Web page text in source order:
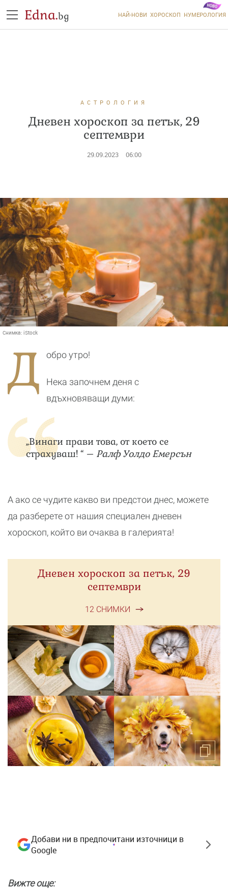
Edna.bg НАЙ-НОВИ ХОРОСКОП НУМЕРОЛОГИЯ
АСТРОЛОГИЯ
Дневен хороскоп за петък, 29
септември
29.09.2023 06:00
Снимка: iStock
Д обро утро!
Нека започнем деня с
вдъхновяващи думи:
„Винаги прави това, от което се
страхуваш! “ – Ралф Уолдо Емерсън
А ако се чудите какво ви предстои днес, можете
да разберете от нашия специален дневен
хороскоп, който ви очаква в галерията!
Дневен хороскоп за петък, 29
септември
12 СНИМКИ
Добави ни в предпочитани източници в
Google
Вижте още: